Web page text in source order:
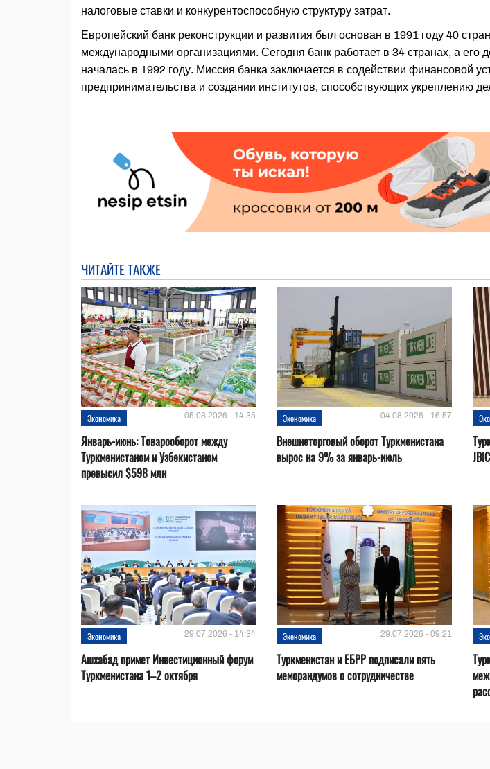
налоговые ставки и конкурентоспособную структуру затрат.
Европейский банк реконструкции и развития был основан в 1991 году 40
международными организациями. Сегодня банк работает в 34 странах, а его
началась в 1992 году. Миссия банка заключается в содействии финансовой
предпринимательства и создании институтов, способствующих укреплению
ЧИТАЙТЕ ТАКЖЕ
Экономика 05.08.2026 - 14:35
Январь-июнь: Товарооборот между
Туркменистаном и Узбекистаном
превысил $598 млн
Экономика 04.08.2026 - 16:57
Внешнеторговый оборот Туркменистана
вырос на 9% за январь-июль
Экономика 29.07.2026 - 14:34
Ашхабад примет Инвестиционный форум
Туркменистана 1–2 октября
Экономика 29.07.2026 - 09:21
Туркменистан и ЕБРР подписали пять
меморандумов о сотрудничестве